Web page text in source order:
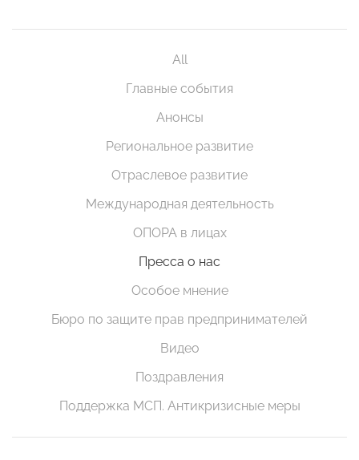
All
Главные события
Анонсы
Региональное развитие
Отраслевое развитие
Международная деятельность
ОПОРА в лицах
Пресса о нас
Особое мнение
Бюро по защите прав предпринимателей
Видео
Поздравления
Поддержка МСП. Антикризисные меры